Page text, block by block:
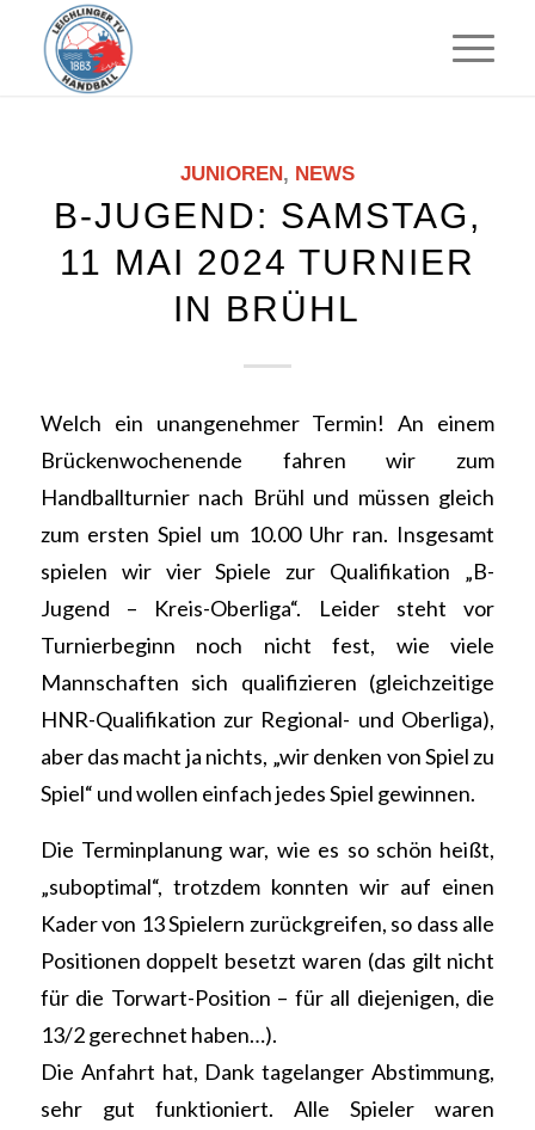
JUNIOREN, NEWS
B-JUGEND: SAMSTAG,
11 MAI 2024 TURNIER
IN BRÜHL
Welch ein unangenehmer Termin! An einem
Brückenwochenende fahren wir zum
Handballturnier nach Brühl und müssen gleich
zum ersten Spiel um 10.00 Uhr ran. Insgesamt
spielen wir vier Spiele zur Qualifikation „B-
Jugend – Kreis-Oberliga“. Leider steht vor
Turnierbeginn noch nicht fest, wie viele
Mannschaften sich qualifizieren (gleichzeitige
HNR-Qualifikation zur Regional- und Oberliga),
aber das macht ja nichts, „wir denken von Spiel zu
Spiel“ und wollen einfach jedes Spiel gewinnen.
Die Terminplanung war, wie es so schön heißt,
„suboptimal“, trotzdem konnten wir auf einen
Kader von 13 Spielern zurückgreifen, so dass alle
Positionen doppelt besetzt waren (das gilt nicht
für die Torwart-Position – für all diejenigen, die
13/2 gerechnet haben…).
Die Anfahrt hat, Dank tagelanger Abstimmung,
sehr gut funktioniert. Alle Spieler waren